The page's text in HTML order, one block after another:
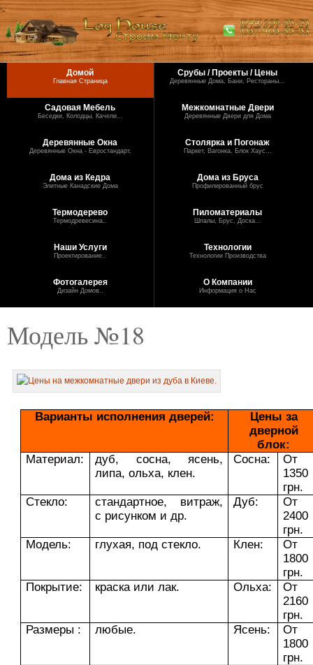
Домой
Главная Страница
Срубы / Проекты / Цены
Деревянные Дома, Бани, Рестораны...
Садовая Мебель
Беседки, Колодцы, Качели...
Межкомнатные Двери
Деревянные Двери для Дома
Деревянные Окна
Деревянные Окна - Евростандарт.
Столярка и Погонаж
Паркет, Вагонка, Блок Хаус...
Дома из Кедра
Элитные Канадские Дома
Дома из Бруса
Профилированный брус
Термодерево
Термодревесина..
Пиломатериалы
Шпалы, Брус, Доска...
Наши Услуги
Проектирование..
Технологии
Технологии Производства
Фотогалерея
Дизайн Домов..
О Компании
Информация о Нас
Модель №18
Варианты исполнения дверей:
Цены за
дверной
блок:
Материал:
дуб, сосна, ясень,
липа, ольха, клен.
Сосна:
От
1350
грн.
Стекло:
стандартное, витраж,
с рисунком и др.
Дуб:
От
2400
грн.
Модель:
глухая, под стекло. Клен:
От
1800
грн.
Покрытие:
краска или лак. Ольха:
От
2160
грн.
Размеры :
любые. Ясень:
От
1800
грн.